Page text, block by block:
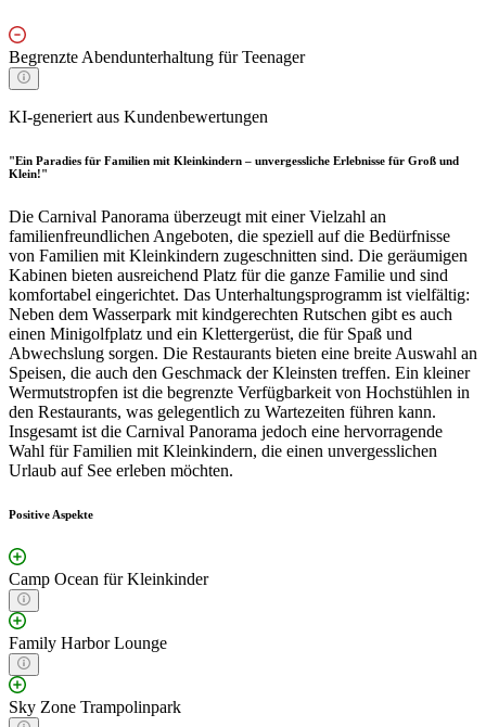
Begrenzte Abendunterhaltung für Teenager
KI-generiert aus Kundenbewertungen
"Ein Paradies für Familien mit Kleinkindern – unvergessliche Erlebnisse für Groß und
Klein!"
Die Carnival Panorama überzeugt mit einer Vielzahl an
familienfreundlichen Angeboten, die speziell auf die Bedürfnisse
von Familien mit Kleinkindern zugeschnitten sind. Die geräumigen
Kabinen bieten ausreichend Platz für die ganze Familie und sind
komfortabel eingerichtet. Das Unterhaltungsprogramm ist vielfältig:
Neben dem Wasserpark mit kindgerechten Rutschen gibt es auch
einen Minigolfplatz und ein Klettergerüst, die für Spaß und
Abwechslung sorgen. Die Restaurants bieten eine breite Auswahl an
Speisen, die auch den Geschmack der Kleinsten treffen. Ein kleiner
Wermutstropfen ist die begrenzte Verfügbarkeit von Hochstühlen in
den Restaurants, was gelegentlich zu Wartezeiten führen kann.
Insgesamt ist die Carnival Panorama jedoch eine hervorragende
Wahl für Familien mit Kleinkindern, die einen unvergesslichen
Urlaub auf See erleben möchten.
Positive Aspekte
Camp Ocean für Kleinkinder
Family Harbor Lounge
Sky Zone Trampolinpark